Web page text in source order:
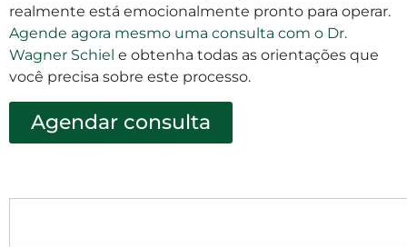
realmente está emocionalmente pronto para operar.
Agende agora mesmo uma consulta com o Dr.
Wagner Schiel e obtenha todas as orientações que
você precisa sobre este processo.
Agendar consulta